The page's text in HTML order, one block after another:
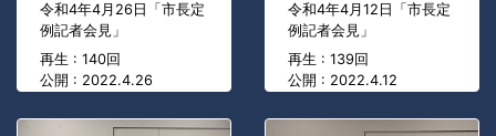
令和4年4月26日「市長定
例記者会見」
再生 : 140回
公開 : 2022.4.26
令和4年4月12日「市長定
例記者会見」
再生 : 139回
公開 : 2022.4.12